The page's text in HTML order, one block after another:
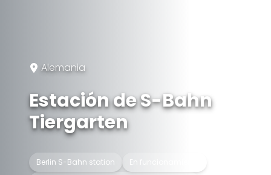
Alemania
Estación de S-Bahn
Tiergarten
Berlin S-Bahn station
En funcionamiento